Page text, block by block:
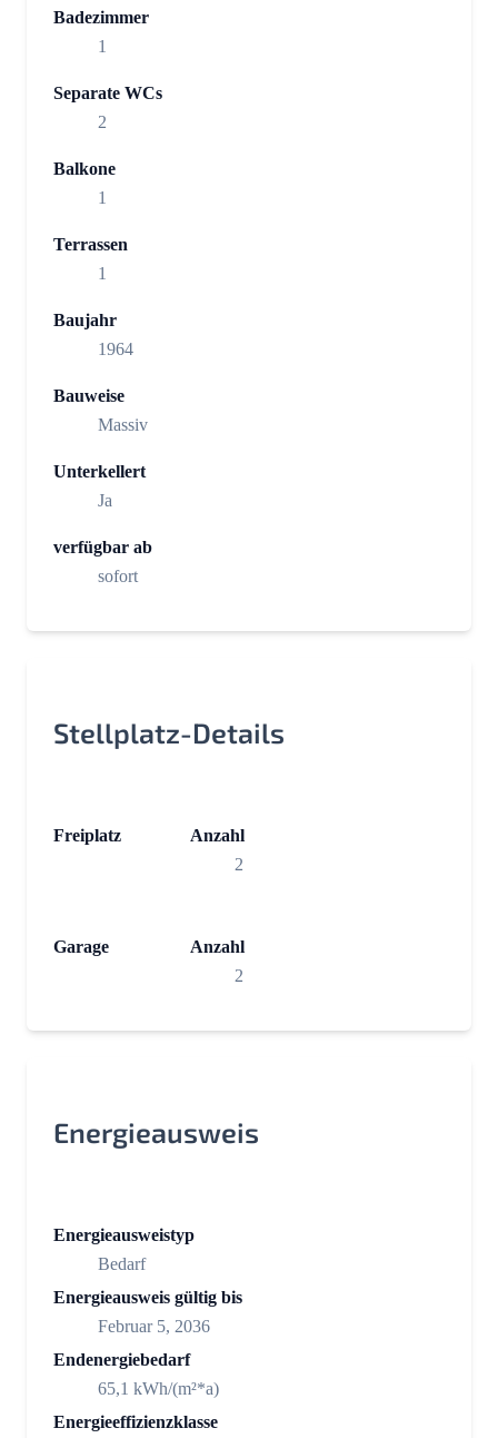
Badezimmer
1
Separate WCs
2
Balkone
1
Terrassen
1
Baujahr
1964
Bauweise
Massiv
Unterkellert
Ja
verfügbar ab
sofort
Stellplatz-Details
Freiplatz
Anzahl
2
Garage
Anzahl
2
Energieausweis
Energieausweistyp
Bedarf
Energieausweis gültig bis
Februar 5, 2036
Endenergiebedarf
65,1 kWh/(m²*a)
Energieeffizienzklasse